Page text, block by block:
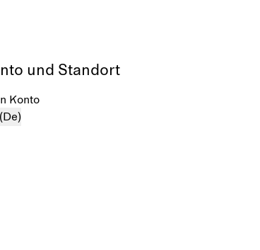
und Standort
Konto